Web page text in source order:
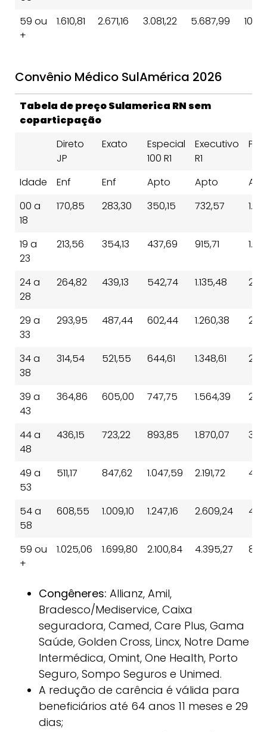
59 ou
+
1.610,81 2.671,16 3.081,22 5.687,99
Convênio Médico SulAmérica 2026
Tabela de preço Sulamerica RN sem
coparticpação
Direto
JP
Exato
Especial
100 R1
Executivo
R1
Idade Enf Enf Apto Apto
00 a
18
170,85 283,30 350,15 732,57
19 a
23
213,56 354,13 437,69 915,71
24 a
28
264,82 439,13 542,74 1.135,48
29 a
33
293,95 487,44 602,44 1.260,38
34 a
38
314,54 521,55 644,61 1.348,61
39 a
43
364,86 605,00 747,75 1.564,39
44 a
48
436,15 723,22 893,85 1.870,07
49 a
53
511,17 847,62 1.047,59 2.191,72
54 a
58
608,55 1.009,10 1.247,16 2.609,24
59 ou
+
1.025,06 1.699,80 2.100,84 4.395,27
Congêneres: Allianz, Amil,
Bradesco/Mediservice, Caixa
seguradora, Camed, Care Plus, Gama
Saúde, Golden Cross, Lincx, Notre Dame
Intermédica, Omint, One Health, Porto
Seguro, Sompo Seguros e Unimed.
A redução de carência é válida para
beneficiários até 64 anos 11 meses e 29
dias;